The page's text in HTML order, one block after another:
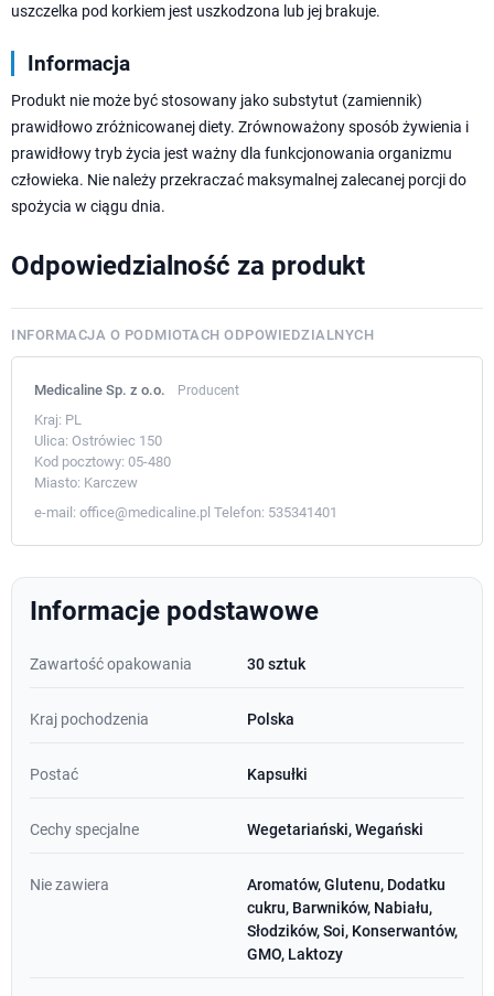
uszczelka pod korkiem jest uszkodzona lub jej brakuje.
Informacja
Produkt nie może być stosowany jako substytut (zamiennik)
prawidłowo zróżnicowanej diety. Zrównoważony sposób żywienia i
prawidłowy tryb życia jest ważny dla funkcjonowania organizmu
człowieka. Nie należy przekraczać maksymalnej zalecanej porcji do
spożycia w ciągu dnia.
Odpowiedzialność za produkt
INFORMACJA O PODMIOTACH ODPOWIEDZIALNYCH
Medicaline Sp. z o.o. Producent
Kraj: PL
Ulica: Ostrówiec 150
Kod pocztowy: 05-480
Miasto: Karczew
e-mail: office@medicaline.pl Telefon: 535341401
Informacje podstawowe
Zawartość opakowania 30 sztuk
Kraj pochodzenia Polska
Postać Kapsułki
Cechy specjalne Wegetariański, Wegański
Nie zawiera
Aromatów, Glutenu, Dodatku
cukru, Barwników, Nabiału,
Słodzików, Soi, Konserwantów,
GMO, Laktozy